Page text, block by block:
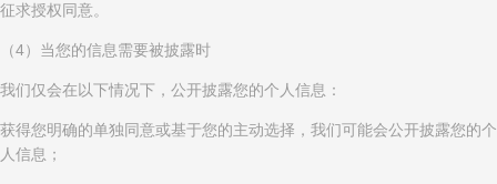
征求授权同意。
（4）当您的信息需要被披露时
我们仅会在以下情况下，公开披露您的个人信息：
获得您明确的单独同意或基于您的主动选择，我们可能会公开披露您的个
人信息；